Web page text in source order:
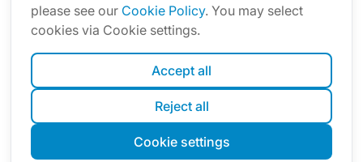
© Clockify
CookiesTermosPrivacidadeSegurançaMapa do site
Português
please see our Cookie Policy. You may select
cookies via Cookie settings.
Accept all
Reject all
Cookie settings